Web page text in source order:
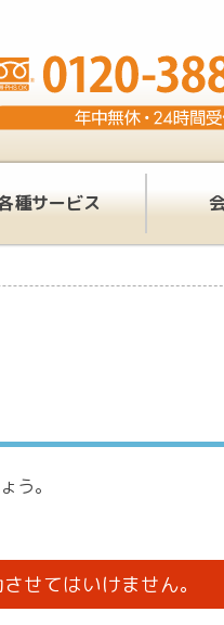
種サービス
う。
せてはいけません。